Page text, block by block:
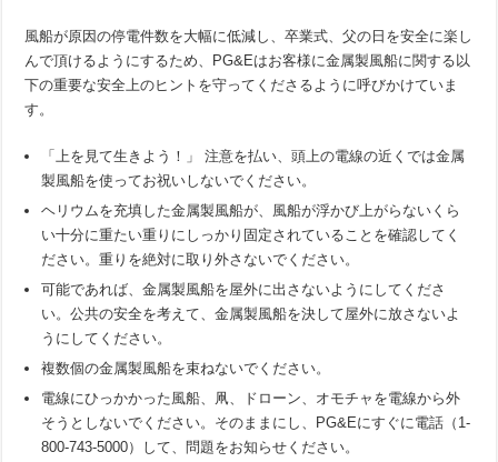
風船が原因の停電件数を大幅に低減し、卒業式、父の日を安全に楽し
んで頂けるようにするため、PG&Eはお客様に金属製風船に関する以
下の重要な安全上のヒントを守ってくださるように呼びかけていま
す。
「上を見て生きよう！」 注意を払い、頭上の電線の近くでは金属
製風船を使ってお祝いしないでください。
ヘリウムを充填した金属製風船が、風船が浮かび上がらないくら
い十分に重たい重りにしっかり固定されていることを確認してく
ださい。重りを絶対に取り外さないでください。
可能であれば、金属製風船を屋外に出さないようにしてくださ
い。公共の安全を考えて、金属製風船を決して屋外に放さないよ
うにしてください。
複数個の金属製風船を束ねないでください。
電線にひっかかった風船、凧、ドローン、オモチャを電線から外
そうとしないでください。そのままにし、PG&Eにすぐに電話（1-
800-743-5000）して、問題をお知らせください。